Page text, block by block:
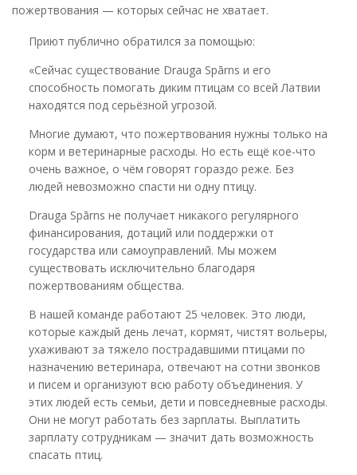
пожертвования — которых сейчас не хватает.
Приют публично обратился за помощью:
«Сейчас существование Drauga Spārns и его
способность помогать диким птицам со всей Латвии
находятся под серьёзной угрозой.
Многие думают, что пожертвования нужны только на
корм и ветеринарные расходы. Но есть ещё кое-что
очень важное, о чём говорят гораздо реже. Без
людей невозможно спасти ни одну птицу.
Drauga Spārns не получает никакого регулярного
финансирования, дотаций или поддержки от
государства или самоуправлений. Мы можем
существовать исключительно благодаря
пожертвованиям общества.
В нашей команде работают 25 человек. Это люди,
которые каждый день лечат, кормят, чистят вольеры,
ухаживают за тяжело пострадавшими птицами по
назначению ветеринара, отвечают на сотни звонков
и писем и организуют всю работу объединения. У
этих людей есть семьи, дети и повседневные расходы.
Они не могут работать без зарплаты. Выплатить
зарплату сотрудникам — значит дать возможность
спасать птиц.